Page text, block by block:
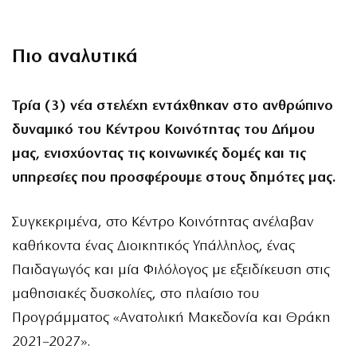
Πιο αναλυτικά
Τρία (3) νέα στελέχη εντάχθηκαν στο ανθρώπινο
δυναμικό του Κέντρου Κοινότητας του Δήμου
μας, ενισχύοντας τις κοινωνικές δομές και τις
υπηρεσίες που προσφέρουμε στους δημότες μας.
Συγκεκριμένα, στο Κέντρο Κοινότητας ανέλαβαν
καθήκοντα ένας Διοικητικός Υπάλληλος, ένας
Παιδαγωγός και μία Φιλόλογος με εξειδίκευση στις
μαθησιακές δυσκολίες, στο πλαίσιο του
Προγράμματος «Ανατολική Μακεδονία και Θράκη
2021–2027».